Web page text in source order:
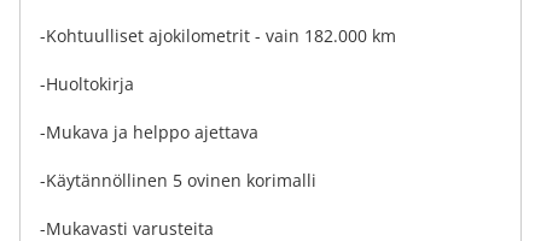
-Kohtuulliset ajokilometrit - vain 182.000 km
-Huoltokirja
-Mukava ja helppo ajettava
-Käytännöllinen 5 ovinen korimalli
-Mukavasti varusteita